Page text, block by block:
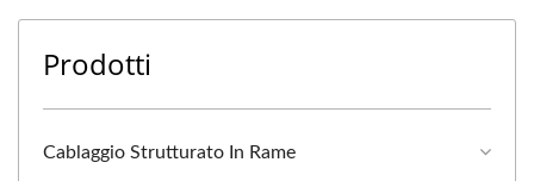
Prodotti
Cablaggio Strutturato In Rame